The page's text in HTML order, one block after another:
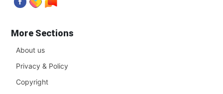
More Sections
About us
Privacy & Policy
Copyright